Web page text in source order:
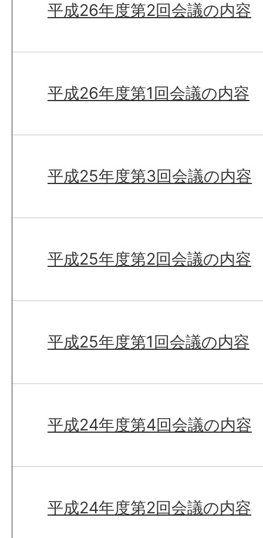
平成26年度第2回会議の内容
平成26年度第1回会議の内容
平成25年度第3回会議の内容
平成25年度第2回会議の内容
平成25年度第1回会議の内容
平成24年度第4回会議の内容
平成24年度第2回会議の内容